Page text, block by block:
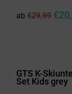
ab €29,99
Preis
€
GTS K-
Set Kids grey